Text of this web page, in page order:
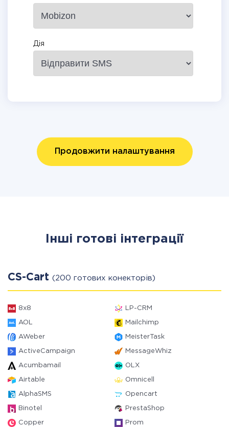
Дія
Продовжити налаштування
Інші готові інтеграції
CS-Cart (200 готових конекторів)
8x8 LP-CRM
AOL Mailchimp
AWeber MeisterTask
ActiveCampaign MessageWhiz
Acumbamail OLX
Airtable Omnicell
AlphaSMS Opencart
Binotel PrestaShop
Copper Prom